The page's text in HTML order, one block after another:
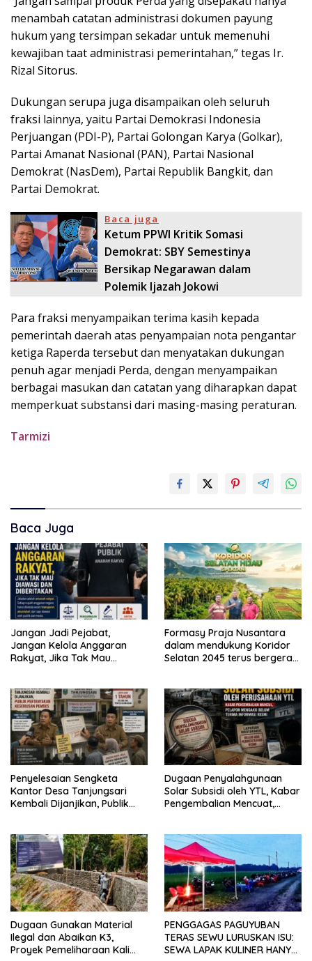
menambah catatan administrasi dokumen payung
hukum yang tersimpan sekadar untuk memenuhi
kewajiban taat administrasi pemerintahan,” tegas Ir.
Rizal Sitorus.
Dukungan serupa juga disampaikan oleh seluruh
fraksi lainnya, yaitu Partai Demokrasi Indonesia
Perjuangan (PDI-P), Partai Golongan Karya (Golkar),
Partai Amanat Nasional (PAN), Partai Nasional
Demokrat (NasDem), Partai Republik Bangkit, dan
Partai Demokrat.
Baca juga
Ketum PPWI Kritik Somasi
Demokrat: SBY Semestinya
Bersikap Negarawan dalam
Polemik Ijazah Jokowi
Para fraksi menyampaikan terima kasih kepada
pemerintah daerah atas penyampaian nota pengantar
ketiga Raperda tersebut dan menyatakan dukungan
penuh agar menjadi Perda, dengan menyampaikan
berbagai masukan dan catatan yang diharapkan dapat
memperkuat substansi dari masing-masing peraturan.
Tarmizi
Baca Juga
Jangan Jadi Pejabat,
Jangan Kelola Anggaran
Rakyat, Jika Tak Mau
Formasy Praja Nusantara
dalam mendukung Koridor
Selatan 2045 terus bergerak
dengan SPEKTANI
Penyelesaian Sengketa
Kantor Desa Tanjungsari
Kembali Dijanjikan, Publik
Dugaan Penyalahgunaan
Solar Subsidi oleh YTL, Kabar
Pengembalian Mencuat,
Dugaan Gunakan Material
Ilegal dan Abaikan K3,
Proyek Pemeliharaan Kali
PENGGAGAS PAGUYUBAN
TERAS SEWU LURUSKAN ISU:
SEWA LAPAK KULINER HANYA